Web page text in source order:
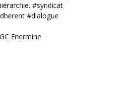
#syndicat
#dialogue
Enermine